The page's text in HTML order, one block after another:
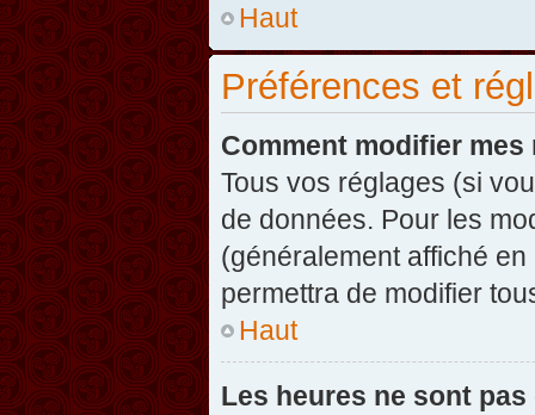
Haut
Préférences et
Comment modifier mes
Tous vos réglages (si
de données. Pour les
(généralement affiché
permettra de modifier
Haut
Les heures ne sont